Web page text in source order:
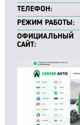
ТЕЛЕФОН:
РЕЖИМ РАБОТЫ:
ОФИЦИАЛЬНЫЙ
САЙТ: